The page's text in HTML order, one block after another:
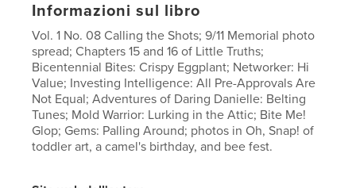
Informazioni sul libro
Vol. 1 No. 08 Calling the Shots; 9/11 Memorial photo
spread; Chapters 15 and 16 of Little Truths;
Bicentennial Bites: Crispy Eggplant; Networker: Hi
Value; Investing Intelligence: All Pre-Approvals Are
Not Equal; Adventures of Daring Danielle: Belting
Tunes; Mold Warrior: Lurking in the Attic; Bite Me!
Glop; Gems: Palling Around; photos in Oh, Snap! of
toddler art, a camel's birthday, and bee fest.